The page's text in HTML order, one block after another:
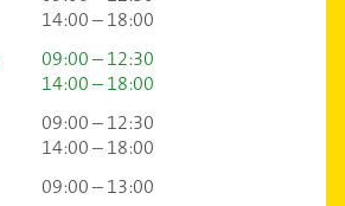
14:00 – 18:00
09:00 – 12:30
14:00 – 18:00
09:00 – 12:30
14:00 – 18:00
09:00 – 13:00